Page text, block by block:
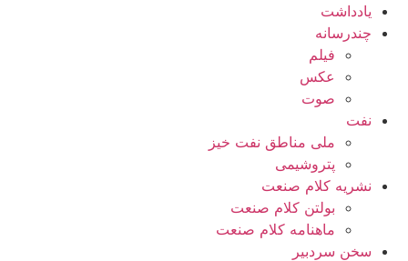
یادداشت
چندرسانه
فیلم
عکس
صوت
نفت
ملی مناطق نفت خیز
پتروشیمی
نشریه کلام صنعت
بولتن کلام صنعت
ماهنامه کلام صنعت
سخن سردبیر